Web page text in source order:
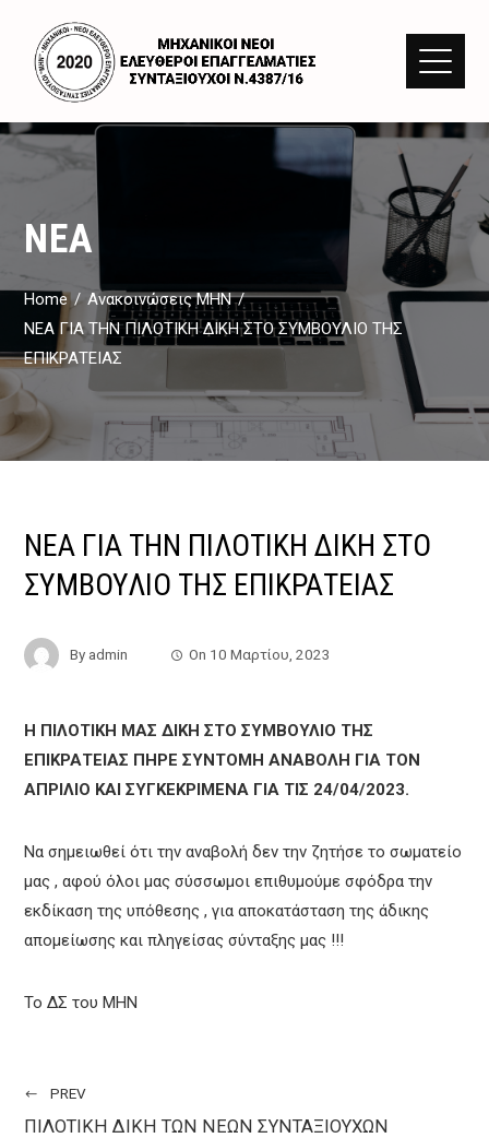
ΝΈΑ
Home
Ανακοινώσεις ΜΗΝ
ΝΕΑ ΓΙΑ ΤΗΝ ΠΙΛΟΤΙΚΗ ΔΙΚΗ ΣΤΟ ΣΥΜΒΟΥΛΙΟ ΤΗΣ
ΕΠΙΚΡΑΤΕΙΑΣ
ΝΕΑ ΓΙΑ ΤΗΝ ΠΙΛΟΤΙΚΗ ΔΙΚΗ ΣΤΟ
ΣΥΜΒΟΥΛΙΟ ΤΗΣ ΕΠΙΚΡΑΤΕΙΑΣ
By admin On 10 Μαρτίου, 2023
Η ΠΙΛΟΤΙΚΗ ΜΑΣ ΔΙΚΗ ΣΤΟ ΣΥΜΒΟΥΛΙΟ ΤΗΣ
ΕΠΙΚΡΑΤΕΙΑΣ ΠΗΡΕ ΣΥΝΤΟΜΗ ΑΝΑΒΟΛΗ ΓΙΑ ΤΟΝ
ΑΠΡΙΛΙΟ ΚΑΙ ΣΥΓΚΕΚΡΙΜΕΝΑ ΓΙΑ ΤΙΣ 24/04/2023.
Να σημειωθεί ότι την αναβολή δεν την ζητήσε το σωματείο
μας , αφού όλοι μας σύσσωμοι επιθυμούμε σφόδρα την
εκδίκαση της υπόθεσης , για αποκατάσταση της άδικης
απομείωσης και πληγείσας σύνταξης μας !!!
Το ΔΣ του ΜΗΝ
PREV
ΠΙΛΟΤΙΚΗ ΔΙΚΗ ΤΩΝ ΝΕΩΝ ΣΥΝΤΑΞΙΟΥΧΩΝ